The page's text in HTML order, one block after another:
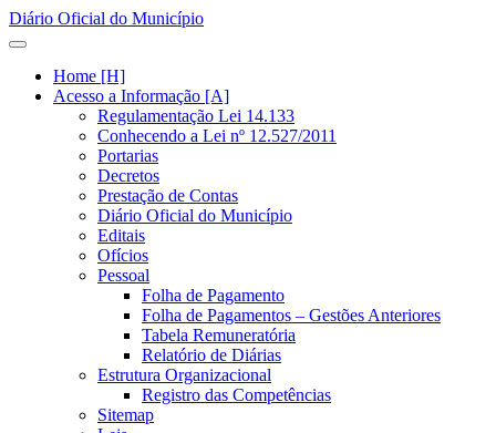
Diário Oficial do Município
Home [H]
Acesso a Informação [A]
Regulamentação Lei 14.133
Conhecendo a Lei nº 12.527/2011
Portarias
Decretos
Prestação de Contas
Diário Oficial do Município
Editais
Ofícios
Pessoal
Folha de Pagamento
Folha de Pagamentos – Gestões Anteriores
Tabela Remuneratória
Relatório de Diárias
Estrutura Organizacional
Registro das Competências
Sitemap